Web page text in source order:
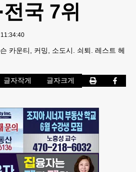
전국 7위
카운티, 커밍, 소도시. 쇠퇴. 레스트 헤
글자작게 글자크게